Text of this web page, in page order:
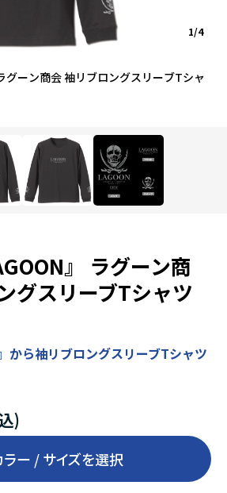
グーン商会 袖リブロングスリーブTシャ
1/4
』 ラグーン商
グスリーブTシャツ
から袖リブロングスリーブTシャツ
ー / サイズを選択